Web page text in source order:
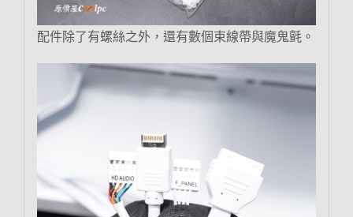
配件除了有螺絲之外，還有數個束線帶與魔鬼氈。